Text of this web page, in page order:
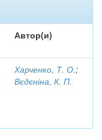
Автор(и)
Харченко, Т. О.;
Вєдєніна, К. П.